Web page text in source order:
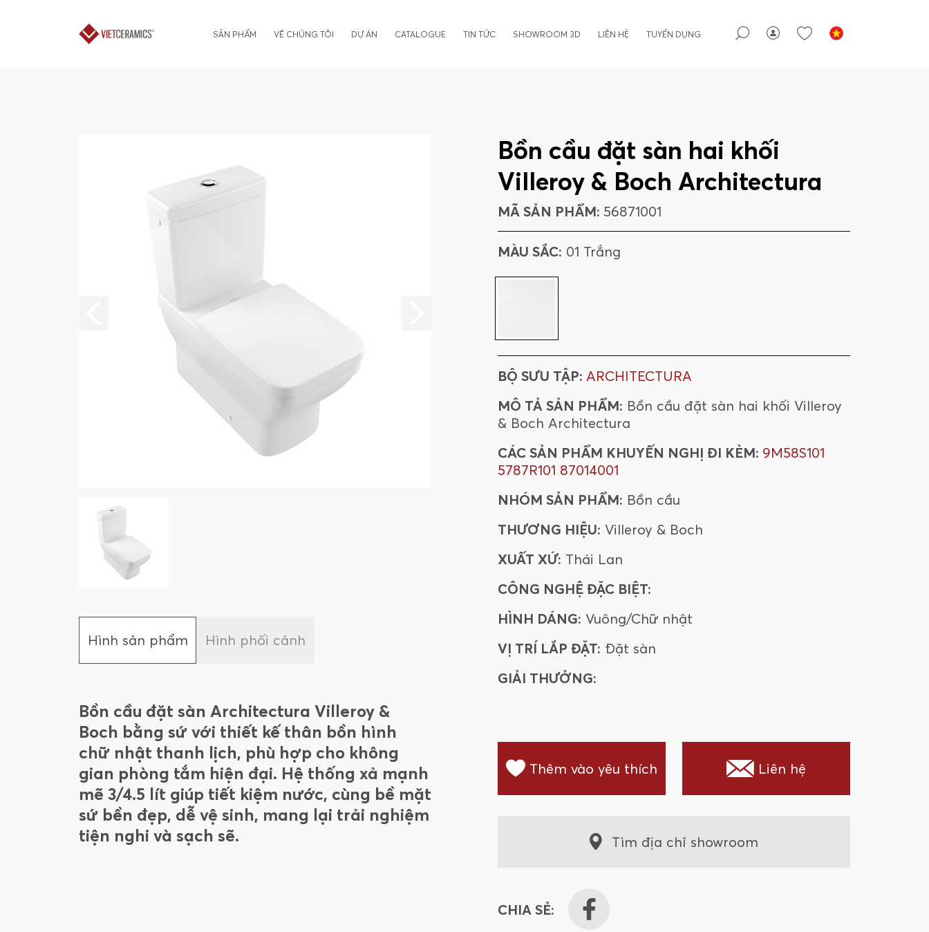
SẢN PHẨM VỀ CHÚNG TÔI DỰ ÁN CATALOGUE TIN TỨC SHOWROOM 3D LIÊN HỆ TUYỂN DỤNG
Hình sản phẩm Hình phối cảnh
Bồn cầu đặt sàn Architectura Villeroy &
Boch bằng sứ với thiết kế thân bồn hình
chữ nhật thanh lịch, phù hợp cho không
gian phòng tắm hiện đại. Hệ thống xả mạnh
mẽ 3/4.5 lít giúp tiết kiệm nước, cùng bề mặt
sứ bền đẹp, dễ vệ sinh, mang lại trải nghiệm
tiện nghi và sạch sẽ.
Bồn cầu đặt sàn hai khối
Villeroy & Boch Architectura
MÃ SẢN PHẨM: 56871001
MÀU SẮC: 01 Trắng
BỘ SƯU TẬP: ARCHITECTURA
MÔ TẢ SẢN PHẨM: Bồn cầu đặt sàn hai khối Villeroy
& Boch Architectura
CÁC SẢN PHẨM KHUYẾN NGHỊ ĐI KÈM: 9M58S101
5787R101 87014001
NHÓM SẢN PHẨM: Bồn cầu
THƯƠNG HIỆU: Villeroy & Boch
XUẤT XỨ: Thái Lan
CÔNG NGHỆ ĐẶC BIỆT:
HÌNH DÁNG: Vuông/Chữ nhật
VỊ TRÍ LẮP ĐẶT: Đặt sàn
GIẢI THƯỞNG:
Thêm vào yêu thích Liên hệ
Tìm địa chỉ showroom
CHIA SẺ: